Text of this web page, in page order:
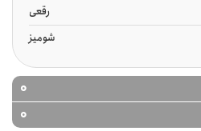
رقعی
شومیز
0
0